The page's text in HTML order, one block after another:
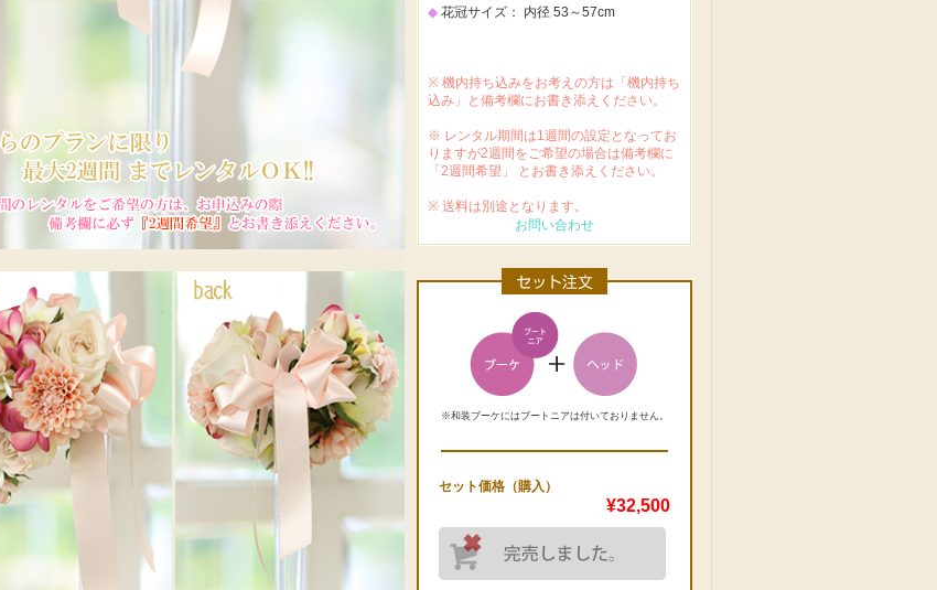
◆ 花冠サイズ： 内径 53～57cm
※ 機内持ち込みをお考えの方は「機内持ち
込み」と備考欄にお書き添えください。
※ レンタル期間は1週間の設定となってお
りますが2週間をご希望の場合は備考欄に
「2週間希望」 とお書き添えください。
※ 送料は別途となります。
お問い合わせ
※和装ブーケにはブートニアは付いておりません。
セット価格（購入）
¥32,500